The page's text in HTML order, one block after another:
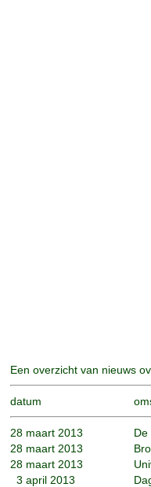
Een overzicht van nieuws
datum
28 maart 2013 De
28 maart 2013
28 maart 2013
3 april 2013